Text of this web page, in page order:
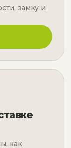
замку и
как